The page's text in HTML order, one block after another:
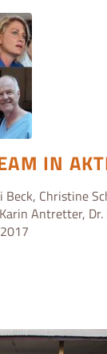
IN
Beck, Christine
Antretter,